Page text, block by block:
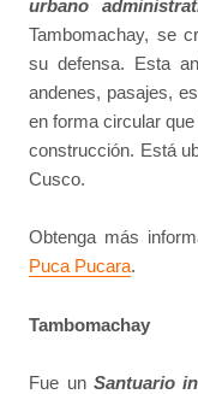
urbano
Tambomachay, se
su defensa. Esta
andenes, pasajes,
en forma circular
construcción. Está
Cusco.
Obtenga más
Puca Pucara.
Tambomachay
Fue un Santuario